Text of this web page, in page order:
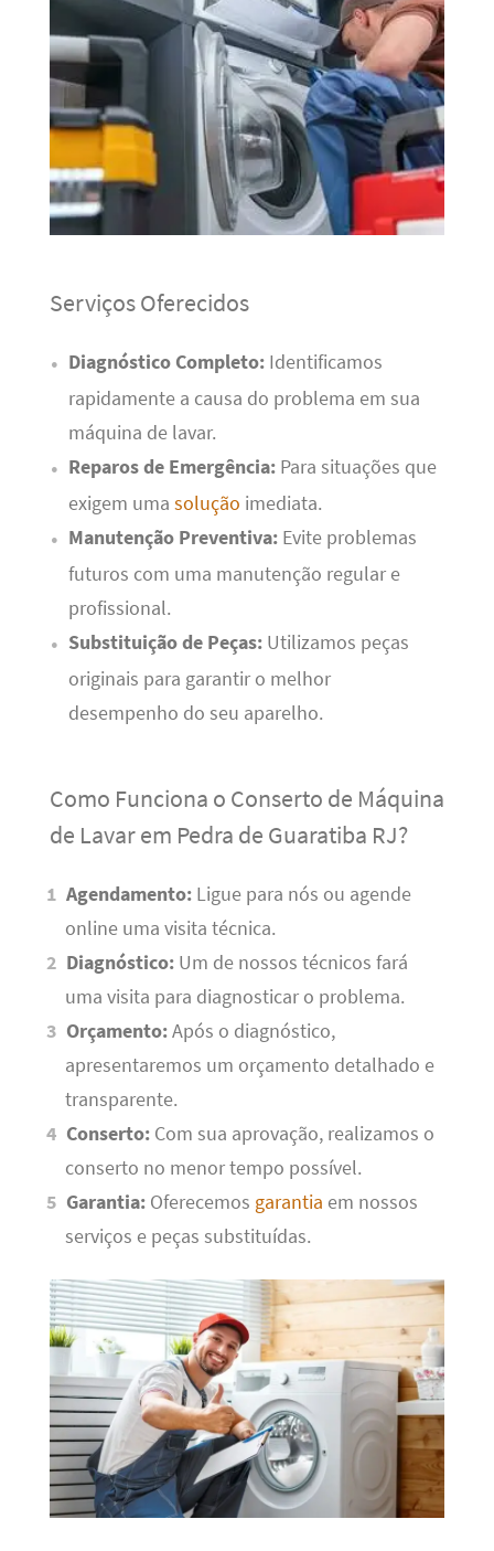
Serviços Oferecidos
Diagnóstico Completo:Identificamos
rapidamente a causa do problema em sua
máquina de lavar.
Reparos de Emergência:Para situações que
exigem uma solução imediata.
Manutenção Preventiva:Evite problemas
futuros com uma manutenção regular e
profissional.
Substituição de Peças:Utilizamos peças
originais para garantir o melhor
desempenho do seu aparelho.
Como Funciona o Conserto de Máquina
de Lavar em Pedra de Guaratiba RJ?
Agendamento: Ligue para nós ou agende
online uma visita técnica.
Diagnóstico: Um de nossos técnicos fará
uma visita para diagnosticar o problema.
Orçamento:Após o diagnóstico,
apresentaremos um orçamento detalhado e
transparente.
Conserto: Com sua aprovação, realizamos o
conserto no menor tempo possível.
Garantia: Oferecemos garantia em nossos
serviços e peças substituídas.